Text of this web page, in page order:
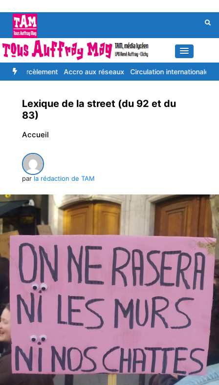
contenu
Ассrо аuх réѕеаuх Circulation internationale d’enfant
Lexique de la street (du 92 et du
83)
Accueil
par la rédaction de TAM